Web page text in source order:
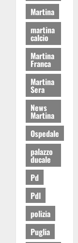
Martina
martina
calcio
Martina
Franca
Martina
Sera
News
Martina
Ospedale
palazzo
ducale
Pd
Pdl
polizia
Puglia